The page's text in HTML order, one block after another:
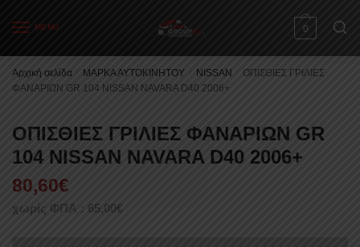
MENU 0
Αρχική σελίδα ΜΑΡΚΑ ΑΥΤΟΚΙΝΗΤΟΥ NISSAN
ΟΠΙΣΘΙΕΣ ΓΡΙΛΙΕΣ
ΦΑΝΑΡΙΩΝ GR 104 NISSAN NAVARA D40 2006+
ΟΠΙΣΘΙΕΣ ΓΡΙΛΙΕΣ ΦΑΝΑΡΙΩΝ GR
104 NISSAN NAVARA D40 2006+
80,60€
χωρίς ΦΠΑ : 65,00€